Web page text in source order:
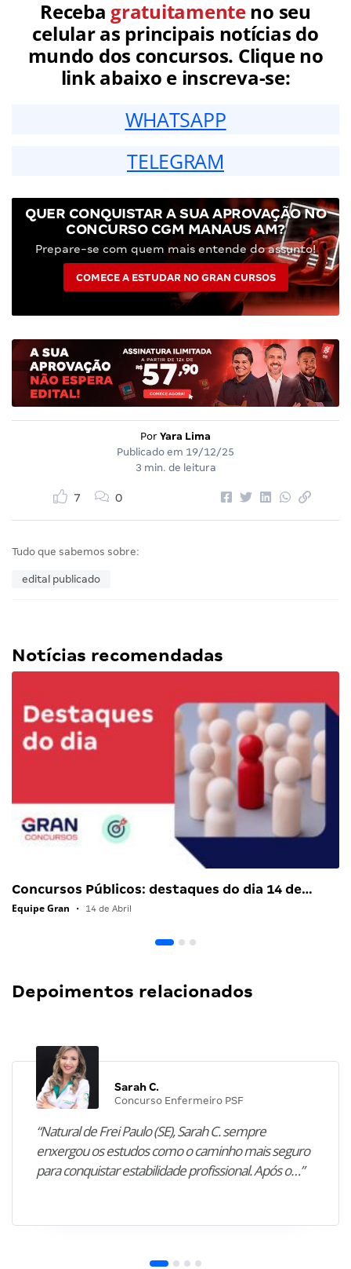
Receba gratuitamenteno seu
celular as principais notícias do
mundo dos concursos. Clique no
link abaixo e inscreva-se:
WHATSAPP
TELEGRAM
QUER CONQUISTAR A SUA APROVAÇÃO NO
CONCURSO CGM MANAUS AM?
Prepare-se com quem mais entende do assunto!
COMECE A ESTUDAR NO GRAN CURSOS
Por Yara Lima
Publicado em 19/12/25
3 min. de leitura
7 0
Tudo que sabemos sobre:
edital publicado
Notícias recomendadas
Concursos Públicos: destaques do dia 14 de…
Equipe Gran • 14 de Abril
Depoimentos relacionados
Sarah C.
Concurso Enfermeiro PSF
“Natural de Frei Paulo (SE), Sarah C. sempre
enxergou os estudos como o caminho mais seguro
para conquistar estabilidade profissional. Após o…”